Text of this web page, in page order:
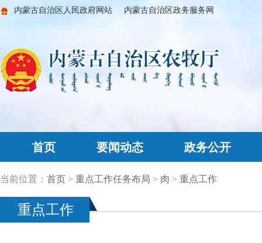
内蒙古自治区人民政府网站 内蒙古自治区政务服务网
首页 要闻动态 政务公开
当前位置： 首页 > 重点工作任务布局 > 肉 > 重点工作
重点工作